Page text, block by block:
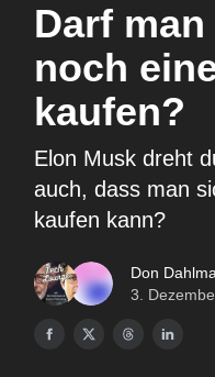
Darf
noch
kaufen?
Elon Musk dreht
auch, dass man
kaufen kann?
Don
3.